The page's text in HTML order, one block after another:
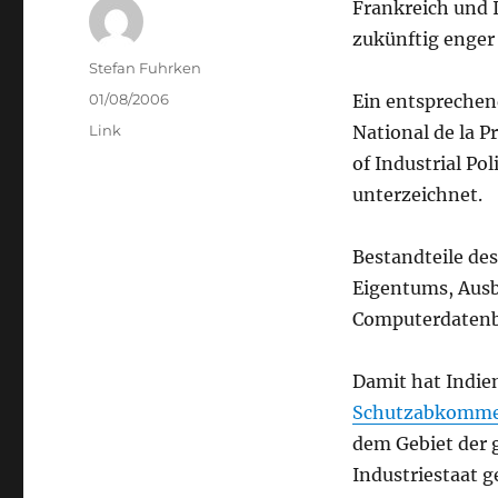
Frankreich und
zukünftig
Ein
National de la
of Industrial
unterzeichnet.
Bestandteile
Eigentums,
Damit hat
dem Gebiet der
Industriestaat
Author
Stefan Fuhrken
Posted
on
01/08/2006
Categories
Link